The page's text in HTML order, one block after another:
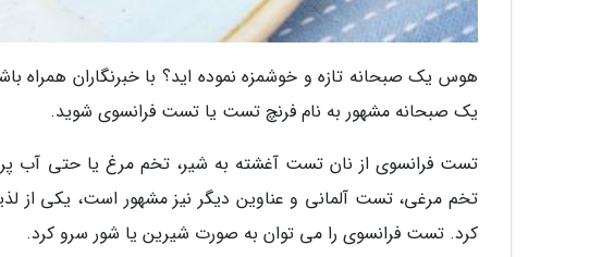
هوس یک صبحانه تازه و خوشمزه نموده اید؟ با خبرنگاران همراه
یک صبحانه مشهور به نام فرنچ تست یا تست فرانسوی شوید.
تست فرانسوی از نان تست آغشته به شیر، تخم مرغ یا حتی آب
تخم مرغی، تست آلمانی و عناوین دیگر نیز مشهور است، یکی از
کرد. تست فرانسوی را می توان به صورت شیرین یا شور سرو کرد.